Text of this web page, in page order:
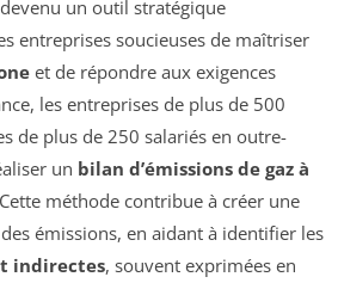
un outil stratégique
entreprises soucieuses de maîtriser
et de répondre aux exigences
les entreprises de plus de 500
de plus de 250 salariés en outre-
un bilan d’émissions de gaz à
méthode contribue à créer une
émissions, en aidant à identifier les
indirectes, souvent exprimées en